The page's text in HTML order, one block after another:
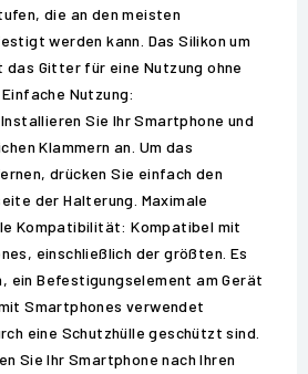
die an den meisten
werden kann. Das Silikon um
das Gitter für eine Nutzung ohne
Nutzung:
Sie Ihr Smartphone und
Klammern an. Um das
drücken Sie einfach den
der Halterung. Maximale
Kompatibilität: Kompatibel mit
einschließlich der größten. Es
ein Befestigungselement am Gerät
Smartphones verwendet
eine Schutzhülle geschützt sind.
Sie Ihr Smartphone nach Ihren